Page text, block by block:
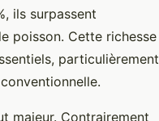
ils surpassent
poisson. Cette richesse
particulièrement
majeur. Contrairement